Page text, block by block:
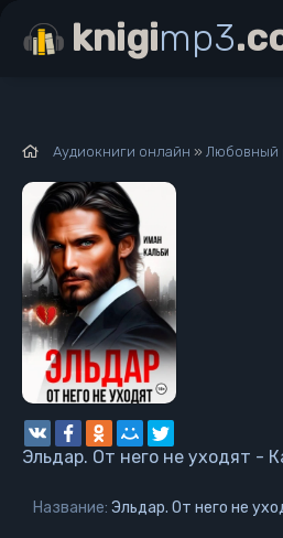
Аудиокниги онлайн » Любовный
Эльдар. От него не уходят -
Название: Эльдар. От него не
knigimp3